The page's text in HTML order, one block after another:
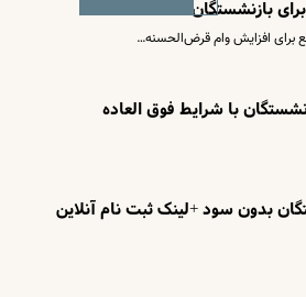
برای افزایش وام قرض‌الحسنه…
بدون سود +لینک ثبت نام آنلاین